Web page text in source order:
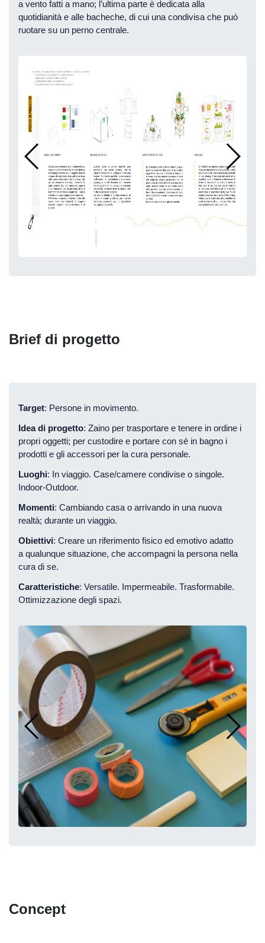
a vento fatti a mano; l’ultima parte è dedicata alla
quotidianità e alle bacheche, di cui una condivisa che può
ruotare su un perno centrale.
Brief di progetto
Target: Persone in movimento.
Idea di progetto: Zaino per trasportare e tenere in ordine i
propri oggetti; per custodire e portare con sé in bagno i
prodotti e gli accessori per la cura personale.
Luoghi: In viaggio. Case/camere condivise o singole.
Indoor-Outdoor.
Momenti: Cambiando casa o arrivando in una nuova
realtà; durante un viaggio.
Obiettivi: Creare un riferimento fisico ed emotivo adatto
a qualunque situazione, che accompagni la persona nella
cura di se.
Caratteristiche: Versatile. Impermeabile. Trasformabile.
Ottimizzazione degli spazi.
Concept